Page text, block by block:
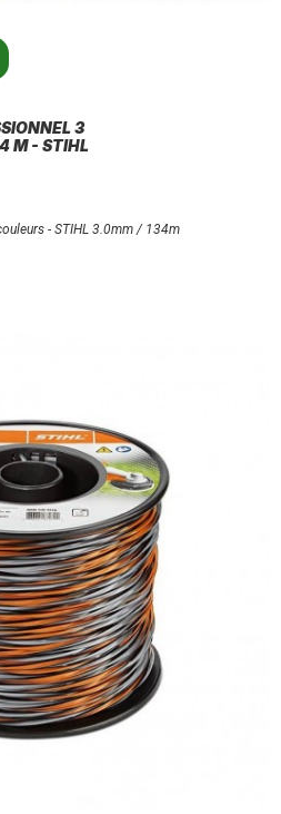
3
M - STIHL
- STIHL 3.0mm / 134m